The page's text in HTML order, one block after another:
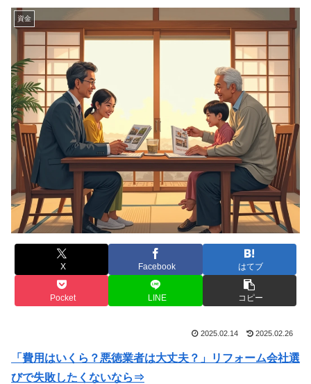
資金
X Facebook はてブ
Pocket LINE コピー
2025.02.14 2025.02.26
「費用はいくら？悪徳業者は大丈夫？」リフォーム会社選
びで失敗したくないなら⇒